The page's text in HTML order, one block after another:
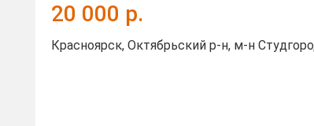
20 000 р.
Красноярск, Октябрьский р-н, м-н